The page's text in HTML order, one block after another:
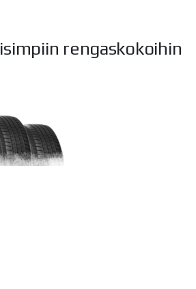
rengaskokoihin